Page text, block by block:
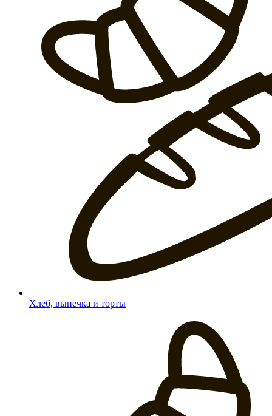
Хлеб, выпечка и торты